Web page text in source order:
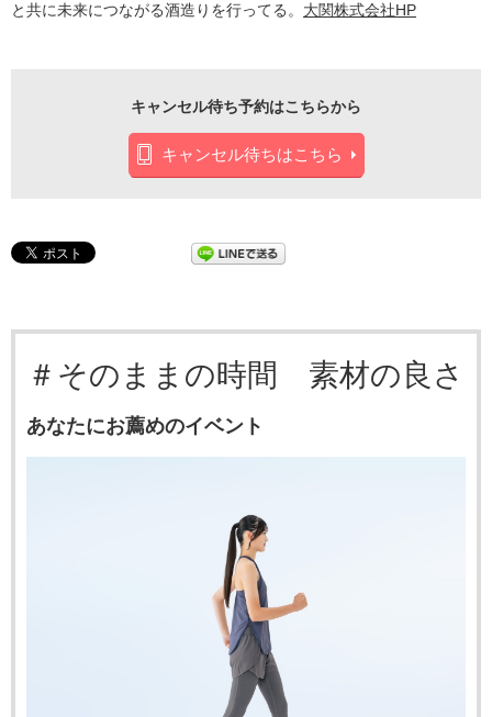
と共に未来につながる酒造りを行ってる。 大関株式会社HP
キャンセル待ち予約はこちらから
キャンセル待ちはこちら
＃そのままの時間 素材の良さ
あなたにお薦めのイベント